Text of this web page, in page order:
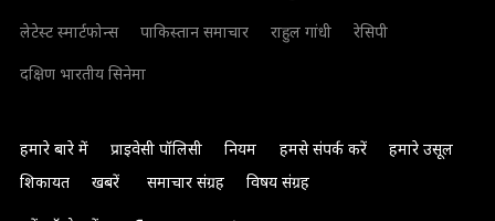
लेटेस्ट स्मार्टफोन्स
पाकिस्तान समाचार राहुल गांधी
रेसिपी
दक्षिण भारतीय सिनेमा
हमारे बारे में प्राइवेसी पॉलिसी नियम हमसे संपर्क करें
हमारे उसूल
शिकायत
खबरें समाचार संग्रह विषय संग्रह